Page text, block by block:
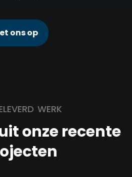
ons op
WERK
onze recente